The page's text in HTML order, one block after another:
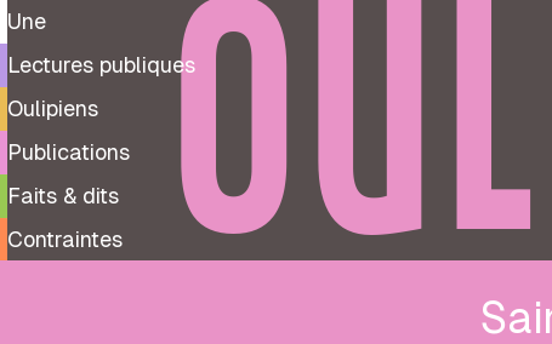
Une
Lectures publiques
Oulipiens
Publications
Faits & dits
Contraintes